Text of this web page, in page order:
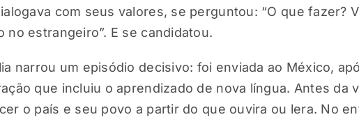
com seus valores, se perguntou: “O que fazer?
no estrangeiro”. E se candidatou.
narrou um episódio decisivo: foi enviada ao México,
que incluiu o aprendizado de nova língua. Antes da
o país e seu povo a partir do que ouvira ou lera. No